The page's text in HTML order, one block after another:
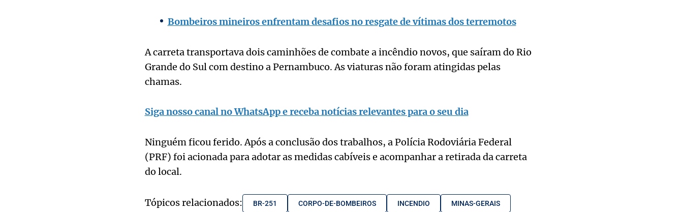
Bombeiros mineiros enfrentam desafios no resgate de vítimas dos terremotos
A carreta transportava dois caminhões de combate a incêndio novos, que saíram do Rio
Grande do Sul com destino a Pernambuco. As viaturas não foram atingidas pelas
chamas.
Siga nosso canal no WhatsApp e receba notícias relevantes para o seu dia
Ninguém ficou ferido. Após a conclusão dos trabalhos, a Polícia Rodoviária Federal
(PRF) foi acionada para adotar as medidas cabíveis e acompanhar a retirada da carreta
do local.
Tópicos relacionados: BR-251 CORPO-DE-BOMBEIROS INCENDIO MINAS-GERAIS